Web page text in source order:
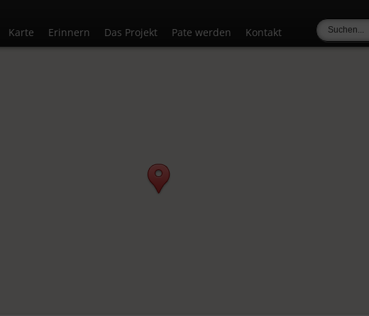
Karte Erinnern Das Projekt Pate werden Kontakt